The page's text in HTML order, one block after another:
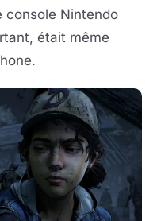
console Nintendo
était même